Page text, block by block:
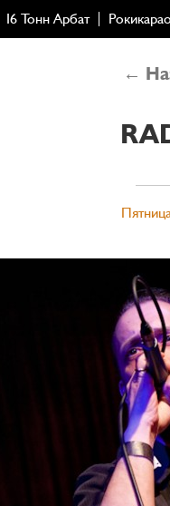
16 Тонн Арбат
←